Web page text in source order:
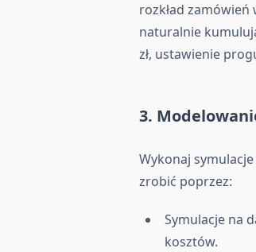
rozkład
naturalnie
zł, ustawienie
3.
Wykonaj
zrobić poprzez:
Symulacje na
kosztów.